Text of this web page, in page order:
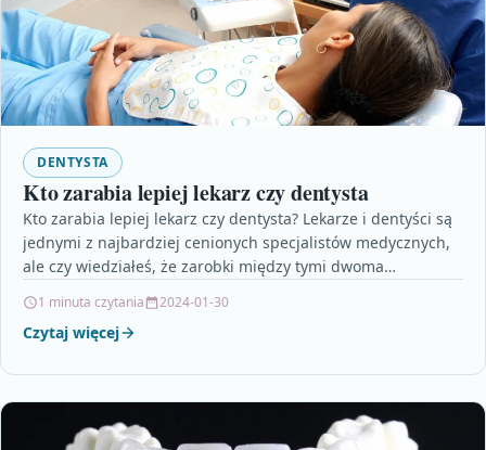
DENTYSTA
Kto zarabia lepiej lekarz czy dentysta
Kto zarabia lepiej lekarz czy dentysta? Lekarze i dentyści są
jednymi z najbardziej cenionych specjalistów medycznych,
ale czy wiedziałeś, że zarobki między tymi dwoma…
1 minuta czytania 2024-01-30
Czytaj więcej